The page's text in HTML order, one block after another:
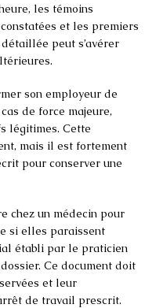
les témoins
et les premiers
peut s’avérer
son employeur de
de force majeure,
légitimes. Cette
mais il est fortement
pour conserver une
chez un médecin pour
si elles paraissent
établi par le praticien
Ce document doit
et leur
de travail prescrit.